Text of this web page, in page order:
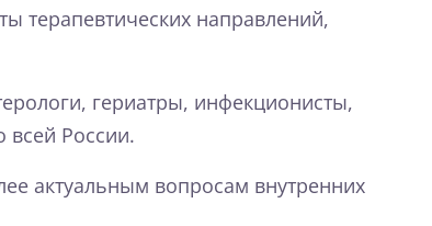
терапевтических направлений,
гериатры, инфекционисты,
всей России.
актуальным вопросам внутренних